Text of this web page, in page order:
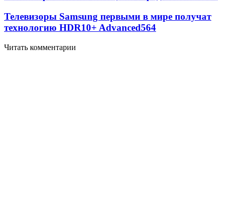
Телевизоры Samsung первыми в мире получат
технологию HDR10+ Advanced564
Читать комментарии